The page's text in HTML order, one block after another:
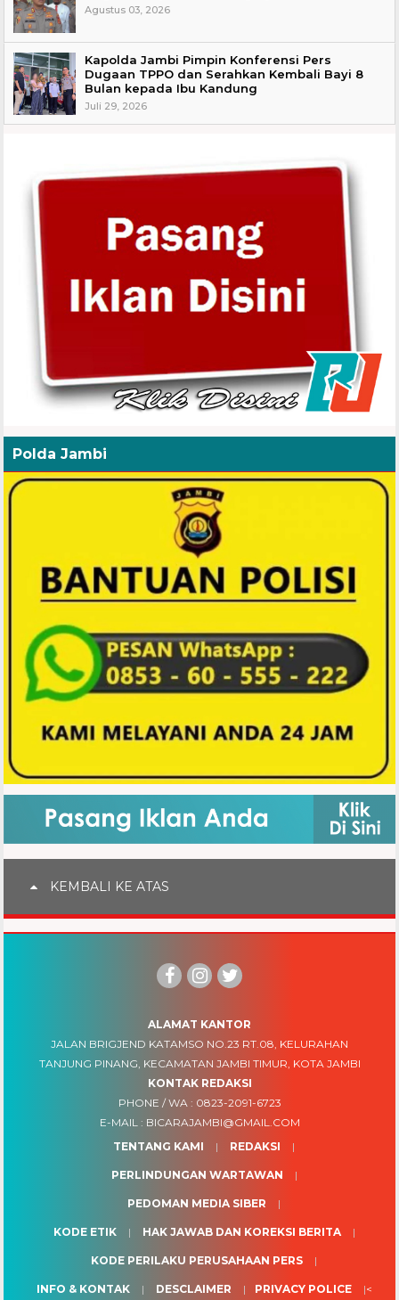
Agustus 03, 2026
Kapolda Jambi Pimpin Konferensi Pers
Dugaan TPPO dan Serahkan Kembali Bayi 8
Bulan kepada Ibu Kandung
Juli 29, 2026
Polda Jambi
KEMBALI KE ATAS
ALAMAT KANTOR
JALAN BRIGJEND KATAMSO NO.23 RT.08, KELURAHAN
TANJUNG PINANG, KECAMATAN JAMBI TIMUR, KOTA JAMBI
KONTAK REDAKSI
PHONE / WA : 0823-2091-6723
E-MAIL : BICARAJAMBI@GMAIL.COM
TENTANG KAMI
REDAKSI
PERLINDUNGAN WARTAWAN
PEDOMAN MEDIA SIBER
KODE ETIK HAK JAWAB DAN KOREKSI BERITA
KODE PERILAKU PERUSAHAAN PERS
INFO & KONTAK DESCLAIMER PRIVACY POLICE <